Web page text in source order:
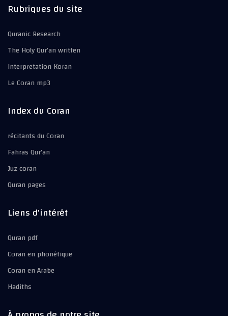
Rubriques du site
Quranic Research
The Holy Qur’an written
Interpretation Koran
Le Coran mp3
Index du Coran
récitants du Coran
Fahras Qur’an
Juz coran
Quran pages
Liens d'intérêt
Quran pdf
Coran en phonétique
Coran en Arabe
Hadiths